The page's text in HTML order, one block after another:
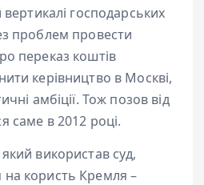
вертикалі господарських
проблем провести
переказ коштів
керівництво в Москві,
амбіції. Тож позов від
саме в 2012 році.
використав суд,
користь Кремля –